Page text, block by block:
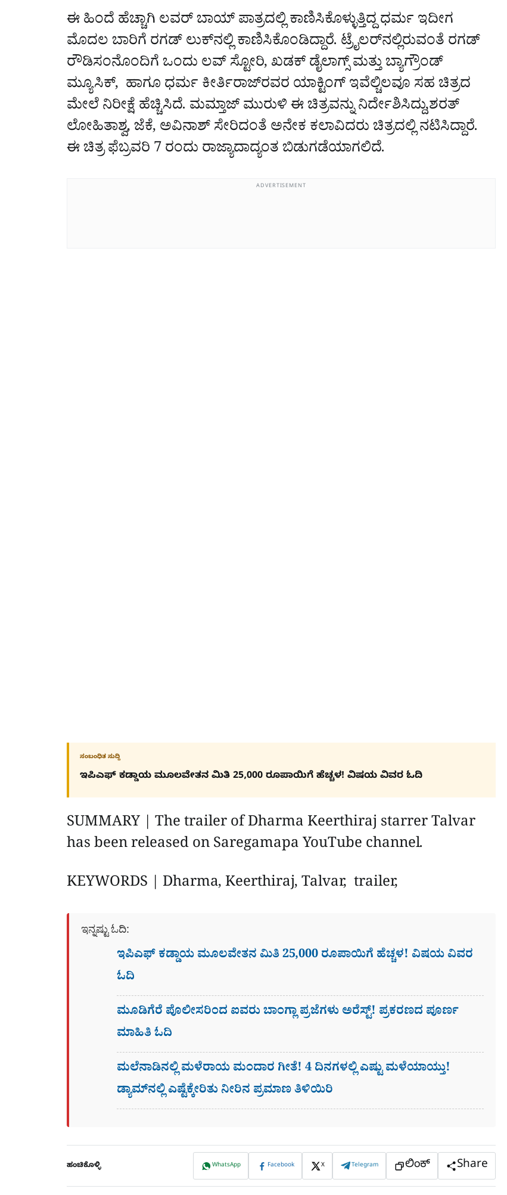
ಈ ಹಿಂದೆ ಹೆಚ್ಚಾಗಿ ಲವರ್‌ ಬಾಯ್‌ ಪಾತ್ರದಲ್ಲಿ ಕಾಣಿಸಿಕೊಳ್ಳುತ್ತಿದ್ದ ಧರ್ಮ ಇದೀಗ
ಮೊದಲ ಬಾರಿಗೆ ರಗಡ್‌ ಲುಕ್‌ನಲ್ಲಿ ಕಾಣಿಸಿಕೊಂಡಿದ್ದಾರೆ. ಟ್ರೈಲರ್‌ನಲ್ಲಿರುವಂತೆ ರಗಡ್‌
ರೌಡಿಸಂನೊಂದಿಗೆ ಒಂದು ಲವ್ ಸ್ಟೋರಿ, ಖಡಕ್‌ ಡೈಲಾಗ್ಸ್‌ ಮತ್ತು ಬ್ಯಾಗ್ರೌಂಡ್‌
ಮ್ಯೂಸಿಕ್, ಹಾಗೂ ಧರ್ಮ ಕೀರ್ತಿರಾಜ್‌ರವರ ಯಾಕ್ಟಿಂಗ್‌ ಇವೆಲ್ಚಿಲವೂ ಸಹ ಚಿತ್ರದ
ಮೇಲೆ ನಿರೀಕ್ಷೆ ಹೆಚ್ಚಿಸಿದೆ. ಮಮ್ತಾಜ್‌ ಮುರುಳಿ ಈ ಚಿತ್ರವನ್ನು ನಿರ್ದೇಶಿಸಿದ್ದು,ಶರತ್‌
ಲೋಹಿತಾಶ್ವ, ಜೆಕೆ, ಅವಿನಾಶ್‌ ಸೇರಿದಂತೆ ಅನೇಕ ಕಲಾವಿದರು ಚಿತ್ರದಲ್ಲಿ ನಟಿಸಿದ್ದಾರೆ.
ಈ ಚಿತ್ರ ಫೆಬ್ರವರಿ 7 ರಂದು ರಾಜ್ಯಾದಾದ್ಯಂತ ಬಿಡುಗಡೆಯಾಗಲಿದೆ.
ADVERTISEMENT
ಸಂಬಂಧಿತ ಸುದ್ದಿ
ಇಪಿಎಫ್ ಕಡ್ಡಾಯ ಮೂಲವೇತನ ಮಿತಿ 25,000 ರೂಪಾಯಿಗೆ ಹೆಚ್ಚಳ! ವಿಷಯ ವಿವರ ಓದಿ
SUMMARY | The trailer of Dharma Keerthiraj starrer Talvar
has been released on Saregamapa YouTube channel.
KEYWORDS | Dharma, Keerthiraj, Talvar, trailer,
ಇನ್ನಷ್ಟು ಓದಿ:
ಇಪಿಎಫ್ ಕಡ್ಡಾಯ ಮೂಲವೇತನ ಮಿತಿ 25,000 ರೂಪಾಯಿಗೆ ಹೆಚ್ಚಳ! ವಿಷಯ ವಿವರ
ಓದಿ
ಮೂಡಿಗೆರೆ ಪೊಲೀಸರಿಂದ ಐವರು ಬಾಂಗ್ಲಾ ಪ್ರಜೆಗಳು ಅರೆಸ್ಟ್! ಪ್ರಕರಣದ ಪೂರ್ಣ
ಮಾಹಿತಿ ಓದಿ
ಮಲೆನಾಡಿನಲ್ಲಿ ಮಳೆರಾಯ ಮಂದಾರ ಗೀತೆ! 4 ದಿನಗಳಲ್ಲಿ ಎಷ್ಟು ಮಳೆಯಾಯ್ತು!
ಡ್ಯಾಮ್​ನಲ್ಲಿ ಎಷ್ಟೆಕ್ಕೇರಿತು ನೀರಿನ ಪ್ರಮಾಣ ತಿಳಿಯಿರಿ
ಹಂಚಿಕೊಳ್ಳಿ WhatsApp Facebook X Telegram ಲಿಂಕ್ Share